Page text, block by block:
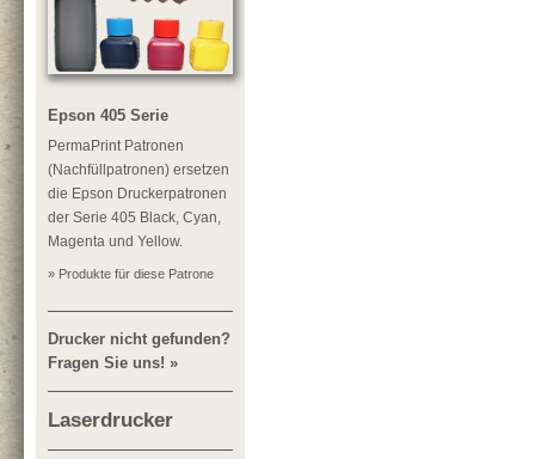
Epson 405 Serie
PermaPrint Patronen
(Nachfüllpatronen) ersetzen
die Epson Druckerpatronen
der Serie 405 Black, Cyan,
Magenta und Yellow.
» Produkte für diese Patrone
Drucker nicht gefunden?
Fragen Sie uns! »
Laserdrucker